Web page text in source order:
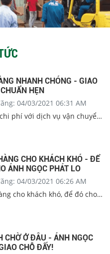
NHANH CHÓNG - GIAO
HẸN
04/03/2021 06:31 AM
phí với dịch vụ vận chuyển
CHO KHÁCH KHÓ - ĐỂ
ÁNH NGỌC PHÁT LO
04/03/2021 06:26 AM
cho khách khó, để đó cho
CHỜ Ở ĐÂU - ÁNH NGỌC
CHỖ ĐẤY!